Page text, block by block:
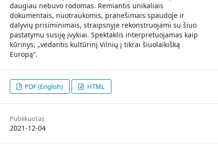
daugiau nebuvo rodomas. Remiantis unikaliais
dokumentais, nuotraukomis, pranešimais spaudoje ir
dalyvių prisiminimais, straipsnyje rekonstruojami su šiuo
pastatymu susiję įvykiai. Spektaklis interpretuojamas kaip
kūrinys, „vedantis kultūrinį Vilnių į tikrai šiuolaikišką
Europą“.
PDF (English) HTML
Publikuotas
2021-12-04